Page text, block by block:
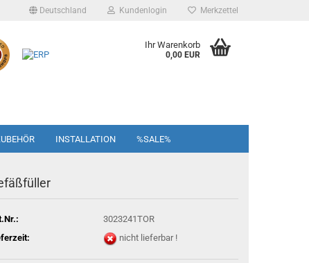
Deutschland Kundenlogin Merkzettel
Ihr Warenkorb
0,00 EUR
INSTALLATION %SALE%
3023241TOR
nicht lieferbar !